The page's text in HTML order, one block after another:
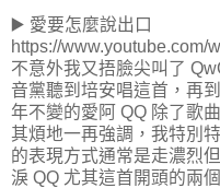
▶️ 愛要怎麼說出口
https://www.youtube.com/
不意外我又捂臉尖叫了
音黨聽到培安唱這首，再
年不變的愛阿 QQ 除了歌
其煩地一再強調，我特別
的表現方式通常是走濃烈
淚 QQ 尤其這首開頭的兩